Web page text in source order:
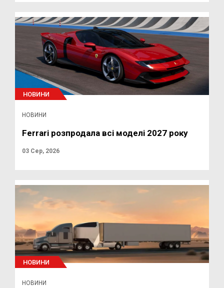
НОВИНИ
НОВИНИ
Ferrari розпродала всі моделі 2027 року
03 Сер, 2026
НОВИНИ
НОВИНИ